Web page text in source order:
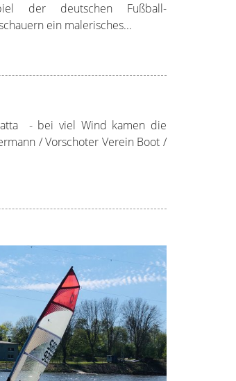
der deutschen Fußball-
ein malerisches...
- bei viel Wind kamen die
/ Vorschoter Verein Boot /